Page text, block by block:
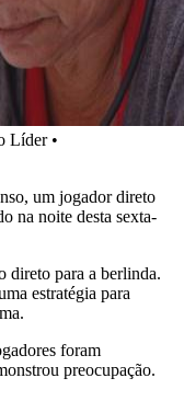
Líder•
um jogador direto
na noite desta sexta-
direto para a berlinda.
estratégia para
foram
preocupação.